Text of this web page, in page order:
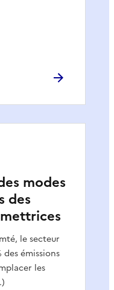
modes
des
le secteur
des émissions
les